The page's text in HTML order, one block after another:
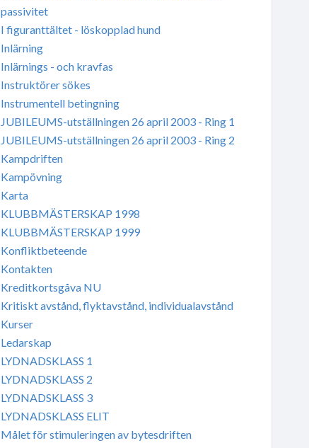
passivitet
I figuranttältet - löskopplad hund
Inlärning
Inlärnings - och kravfas
Instruktörer sökes
Instrumentell betingning
JUBILEUMS-utställningen 26 april 2003 - Ring 1
JUBILEUMS-utställningen 26 april 2003 - Ring 2
Kampdriften
Kampövning
Karta
KLUBBMÄSTERSKAP 1998
KLUBBMÄSTERSKAP 1999
Konfliktbeteende
Kontakten
Kreditkortsgåva NU
Kritiskt avstånd, flyktavstånd, individualavstånd
Kurser
Ledarskap
LYDNADSKLASS 1
LYDNADSKLASS 2
LYDNADSKLASS 3
LYDNADSKLASS ELIT
Målet för stimuleringen av bytesdriften